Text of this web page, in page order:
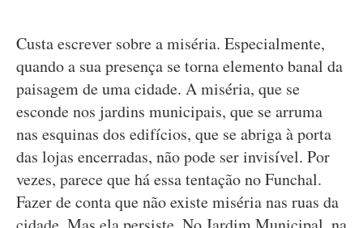
Custa escrever sobre a miséria. Especialmente,
quando a sua presença se torna elemento banal da
paisagem de uma cidade. A miséria, que se
esconde nos jardins municipais, que se arruma
nas esquinas dos edifícios, que se abriga à porta
das lojas encerradas, não pode ser invisível. Por
vezes, parece que há essa tentação no Funchal.
Fazer de conta que não existe miséria nas ruas da